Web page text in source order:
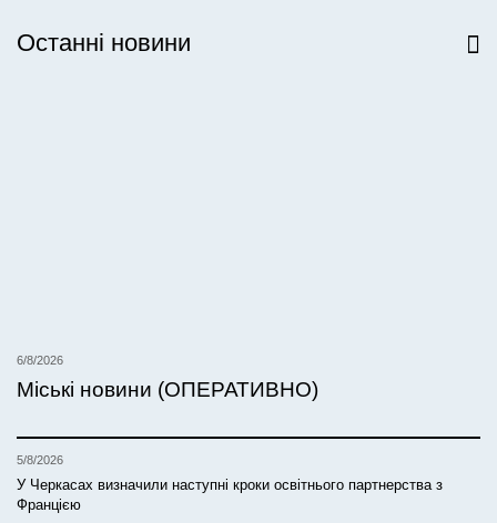
Останні новини
6/8/2026
Міські новини (ОПЕРАТИВНО)
5/8/2026
У Черкасах визначили наступні кроки освітнього партнерства з
Францією